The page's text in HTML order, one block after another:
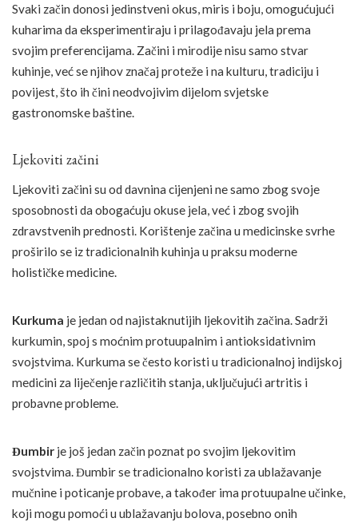
Svaki začin donosi jedinstveni okus, miris i boju, omogućujući
kuharima da eksperimentiraju i prilagođavaju jela prema
svojim preferencijama. Začini i mirodije nisu samo stvar
kuhinje, već se njihov značaj proteže i na kulturu, tradiciju i
povijest, što ih čini neodvojivim dijelom svjetske
gastronomske baštine.
Ljekoviti začini
Ljekoviti začini su od davnina cijenjeni ne samo zbog svoje
sposobnosti da obogaćuju okuse jela, već i zbog svojih
zdravstvenih prednosti. Korištenje začina u medicinske svrhe
proširilo se iz tradicionalnih kuhinja u praksu moderne
holističke medicine.
Kurkuma je jedan od najistaknutijih ljekovitih začina. Sadrži
kurkumin, spoj s moćnim protuupalnim i antioksidativnim
svojstvima. Kurkuma se često koristi u tradicionalnoj indijskoj
medicini za liječenje različitih stanja, uključujući artritis i
probavne probleme.
Đumbir je još jedan začin poznat po svojim ljekovitim
svojstvima. Đumbir se tradicionalno koristi za ublažavanje
mučnine i poticanje probave, a također ima protuupalne učinke,
koji mogu pomoći u ublažavanju bolova, posebno onih